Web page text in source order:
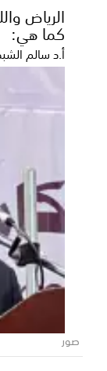
للقصف
الطوارئ
أفادت
الأولية
الرياض
كما هي:
أ.د سالم
صور